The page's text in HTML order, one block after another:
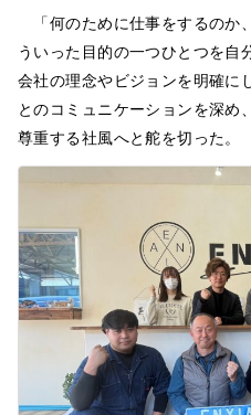
「何のために仕事をするのか
ういった目的の一つひとつを自
会社の理念やビジョンを明確に
とのコミュニケーションを深め
尊重する社風へと舵を切った。